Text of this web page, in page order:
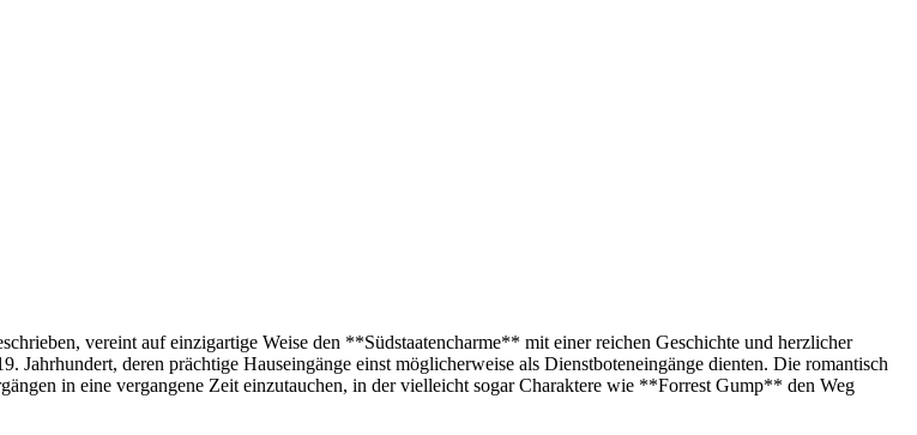
vereint auf einzigartige Weise den **Südstaatencharme** mit einer reichen Geschichte und herzlicher
deren prächtige Hauseingänge einst möglicherweise als Dienstboteneingänge dienten. Die romantisch
in eine vergangene Zeit einzutauchen, in der vielleicht sogar Charaktere wie **Forrest Gump** den Weg